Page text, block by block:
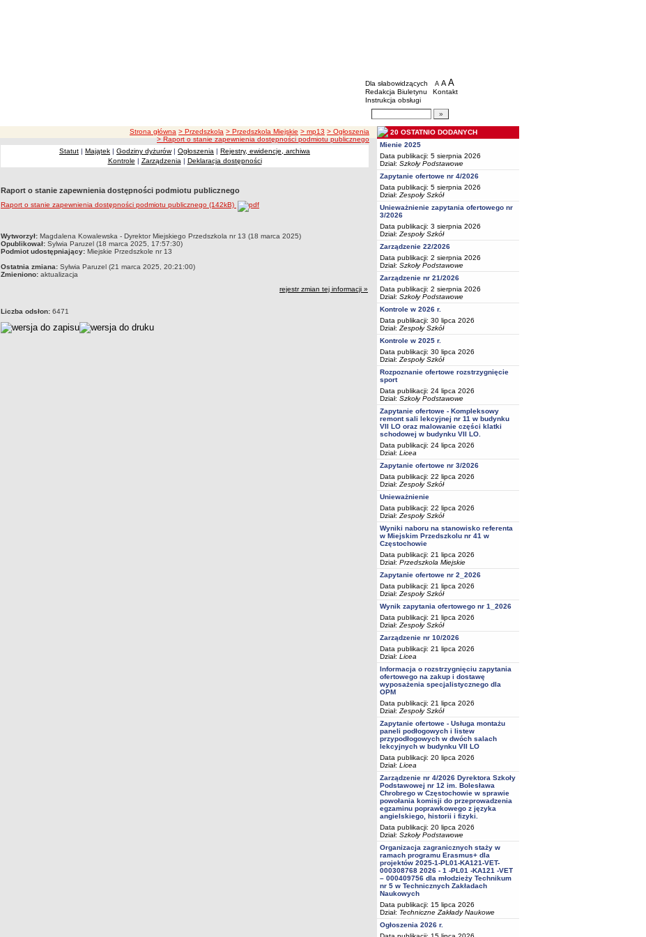
BIP - Oświata Częstochowa
Menu dodatkowe
Dla słabowidzących A pomniejsz czcionkę
A standardowy rozmiar czcionki
A
Redakcja Biuletynu
Kontakt
Instrukcja obsługi
Wyszukiwarka artykułów
ścieżka nawigacji
Strona główna > Przedszkola > Przedszkola Miejskie > mp13 > Ogłoszenia
> Raport o stanie zapewnienia dostępności podmiotu publicznego
Statut | Majątek | Godziny dyżurów| Ogłoszenia | Rejestry, ewidencje, archiwa
Kontrole | Zarządzenia | Deklaracja dostępności
Raport o stanie zapewnienia dostępności podmiotu publicznego
Raport o stanie zapewnienia dostępności podmiotu publicznego (142kB)
metryczka
Wytworzył: Magdalena Kowalewska - Dyrektor Miejskiego Przedszkola nr 13 (18 marca 2025)
Opublikował: Sylwia Paruzel (18 marca 2025, 17:57:30)
Podmiot udostępniający: Miejskie Przedszkole nr 13
Ostatnia zmiana: Sylwia Paruzel (21 marca 2025, 20:21:00)
Zmieniono: aktualizacja
rejestr zmian tej informacji »
Liczba odsłon: 6471
20 OSTATNIO DODANYCH
Mienie 2025
Data publikacji: 5 sierpnia 2026
Dział: Szkoły Podstawowe
Zapytanie ofertowe nr 4/2026
Data publikacji: 5 sierpnia 2026
Dział: Zespoły Szkół
Unieważnienie zapytania ofertowego nr
3/2026
Data publikacji: 3 sierpnia 2026
Dział: Zespoły Szkół
Zarządzenie 22/2026
Data publikacji: 2 sierpnia 2026
Dział: Szkoły Podstawowe
Zarządzenie nr 21/2026
Data publikacji: 2 sierpnia 2026
Dział: Szkoły Podstawowe
Kontrole w 2026 r.
Data publikacji: 30 lipca 2026
Dział: Zespoły Szkół
Kontrole w 2025 r.
Data publikacji: 30 lipca 2026
Dział: Zespoły Szkół
Rozpoznanie ofertowe rozstrzygnięcie
sport
Data publikacji: 24 lipca 2026
Dział: Szkoły Podstawowe
Zapytanie ofertowe - Kompleksowy
remont sali lekcyjnej nr 11 w budynku
VII LO oraz malowanie części klatki
schodowej w budynku VII LO.
Data publikacji: 24 lipca 2026
Dział: Licea
Zapytanie ofertowe nr 3/2026
Data publikacji: 22 lipca 2026
Dział: Zespoły Szkół
Unieważnienie
Data publikacji: 22 lipca 2026
Dział: Zespoły Szkół
Wyniki naboru na stanowisko referenta
w Miejskim Przedszkolu nr 41 w
Częstochowie
Data publikacji: 21 lipca 2026
Dział: Przedszkola Miejskie
Zapytanie ofertowe nr 2_2026
Data publikacji: 21 lipca 2026
Dział: Zespoły Szkół
Wynik zapytania ofertowego nr 1_2026
Data publikacji: 21 lipca 2026
Dział: Zespoły Szkół
Zarządzenie nr 10/2026
Data publikacji: 21 lipca 2026
Dział: Licea
Informacja o rozstrzygnięciu zapytania
ofertowego na zakup i dostawę
wyposażenia specjalistycznego dla
OPM
Data publikacji: 21 lipca 2026
Dział: Zespoły Szkół
Zapytanie ofertowe - Usługa montażu
paneli podłogowych i listew
przypodłogowych w dwóch salach
lekcyjnych w budynku VII LO
Data publikacji: 20 lipca 2026
Dział: Licea
Zarządzenie nr 4/2026 Dyrektora Szkoły
Podstawowej nr 12 im. Bolesława
Chrobrego w Częstochowie w sprawie
powołania komisji do przeprowadzenia
egzaminu poprawkowego z języka
angielskiego, historii i fizyki.
Data publikacji: 20 lipca 2026
Dział: Szkoły Podstawowe
Organizacja zagranicznych staży w
ramach programu Erasmus+ dla
projektów 2025-1-PL01-KA121-VET-
000308768 2026 - 1 -PL01 -KA121 -VET
– 000409756 dla młodzieży Technikum
nr 5 w Technicznych Zakładach
Naukowych
Data publikacji: 15 lipca 2026
Dział: Techniczne Zakłady Naukowe
Ogłoszenia 2026 r.